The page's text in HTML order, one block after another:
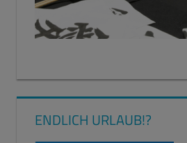
ENDLICH URLAUB!?